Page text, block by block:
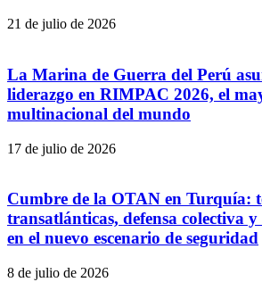
21 de julio de 2026
La Marina de Guerra del Perú
liderazgo en RIMPAC 2026, el
multinacional del mundo
17 de julio de 2026
Cumbre de la OTAN en Turquía:
transatlánticas, defensa colectiva
en el nuevo escenario de seguridad
8 de julio de 2026